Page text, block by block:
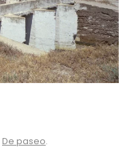
De paseo.